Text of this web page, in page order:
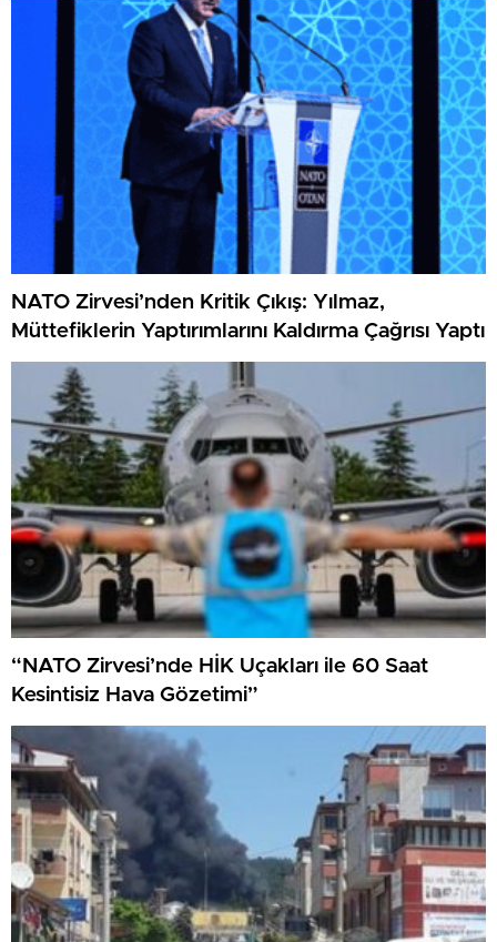
NATO Zirvesi’nden Kritik Çıkış: Yılmaz,
Müttefiklerin Yaptırımlarını Kaldırma Çağrısı Yaptı
“NATO Zirvesi’nde HİK Uçakları ile 60 Saat
Kesintisiz Hava Gözetimi”